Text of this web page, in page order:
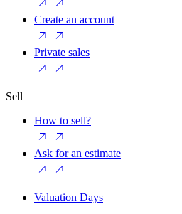
Create an account
Private sales
Sell
How to sell?
Ask for an estimate
Valuation Days